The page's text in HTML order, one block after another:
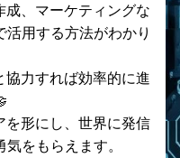
活用する方法がわかり
をもらえます。